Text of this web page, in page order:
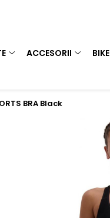
ACCESORII BIKE
BRA Black